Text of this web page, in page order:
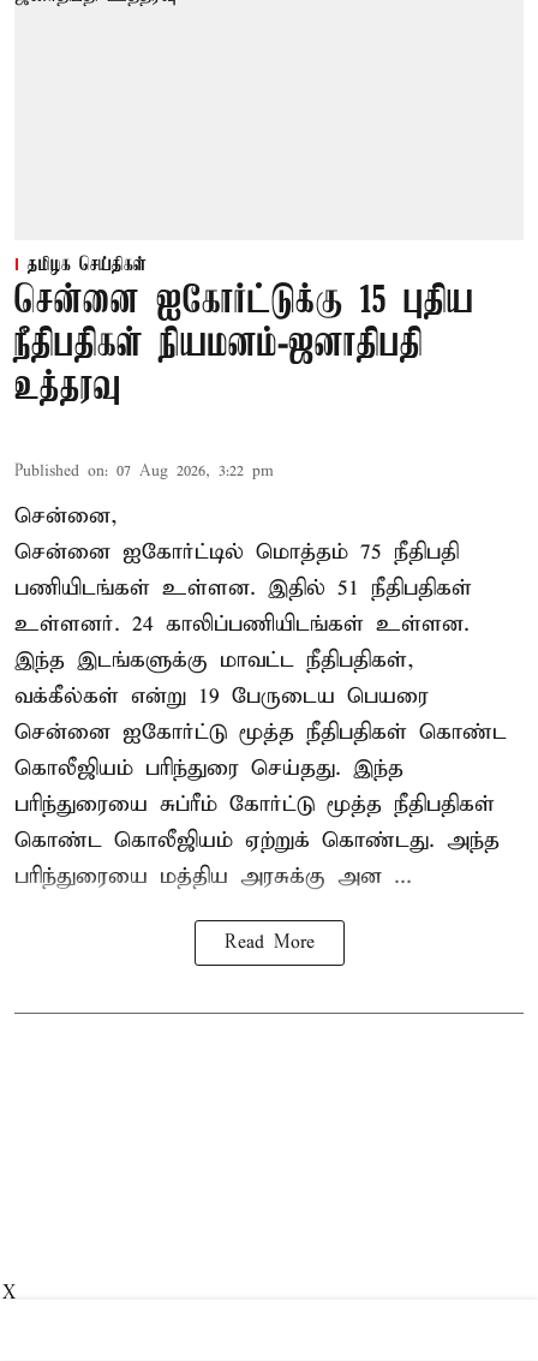
தமிழக செய்திகள்
சென்னை ஐகோர்ட்டுக்கு 15 புதிய
நீதிபதிகள் நியமனம்-ஜனாதிபதி
உத்தரவு
Published on: 07 Aug 2026, 3:22 pm
சென்னை,
சென்னை ஐகோர்ட்டில் மொத்தம் 75 நீதிபதி
பணியிடங்கள் உள்ளன. இதில் 51 நீதிபதிகள்
உள்ளனர். 24 காலிப்பணியிடங்கள் உள்ளன.
இந்த இடங்களுக்கு மாவட்ட நீதிபதிகள்,
வக்கீல்கள் என்று 19 பேருடைய பெயரை
சென்னை ஐகோர்ட்டு மூத்த நீதிபதிகள் கொண்ட
கொலீஜியம் பரிந்துரை செய்தது. இந்த
பரிந்துரையை சுப்ரீம் கோர்ட்டு மூத்த நீதிபதிகள்
கொண்ட கொலீஜியம் ஏற்றுக் கொண்டது. அந்த
பரிந்துரையை மத்திய அரசுக்கு அன ...
Read More
X